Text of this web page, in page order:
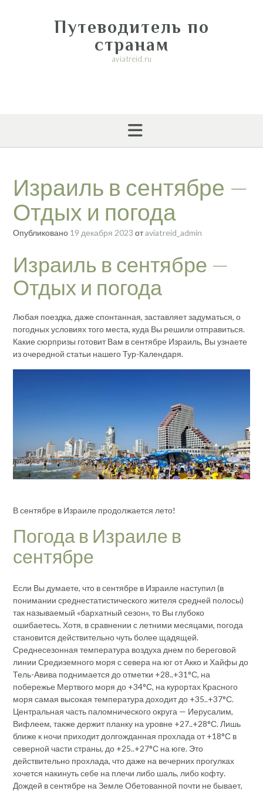
Путеводитель по
странам
aviatreid.ru
Израиль в сентябре —
Отдых и погода
Опубликовано 19 декабря 2023 отaviatreid_admin
Израиль в сентябре —
Отдых и погода
Любая поездка, даже спонтанная, заставляет задуматься, о
погодных условиях того места, куда Вы решили отправиться.
Какие сюрпризы готовит Вам в сентябре Израиль, Вы узнаете
из очередной статьи нашего Тур-Календаря.
В сентябре в Израиле продолжается лето!
Погода в Израиле в
сентябре
Если Вы думаете, что в сентябре в Израиле наступил (в
понимании среднестатистического жителя средней полосы)
так называемый «бархатный сезон», то Вы глубоко
ошибаетесь. Хотя, в сравнении с летними месяцами, погода
становится действительно чуть более щадящей.
Среднесезонная температура воздуха днем по береговой
линии Средиземного моря с севера на юг от Акко и Хайфы до
Тель-Авива поднимается до отметки +28..+31°С, на
побережье Мертвого моря до +34°С, на курортах Красного
моря самая высокая температура доходит до +35..+37°С.
Центральная часть паломнического округа — Иерусалим,
Вифлеем, также держит планку на уровне +27..+28°С. Лишь
ближе к ночи приходит долгожданная прохлада от +18°С в
северной части страны, до +25..+27°С на юге. Это
действительно прохлада, что даже на вечерних прогулках
хочется накинуть себе на плечи либо шаль, либо кофту.
Дождей в сентябре на Земле Обетованной почти не бывает,